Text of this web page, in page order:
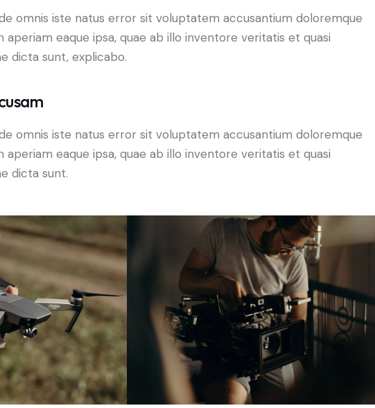
omnis iste natus error sit voluptatem accusantium doloremque
eaque ipsa, quae ab illo inventore veritatis et quasi
dicta sunt, explicabo.
omnis iste natus error sit voluptatem accusantium doloremque
eaque ipsa, quae ab illo inventore veritatis et quasi
dicta sunt.